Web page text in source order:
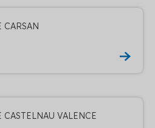
CARSAN
VALENCE